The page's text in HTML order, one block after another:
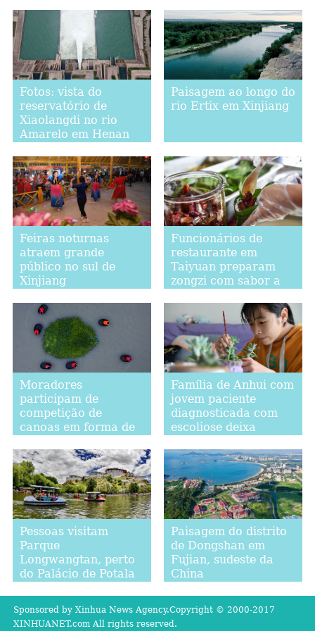
em Beijing
Fotos: vista do
reservatório de
Xiaolangdi no rio
Amarelo em Henan
Paisagem ao longo do
rio Ertix em Xinjiang
Feiras noturnas
atraem grande
público no sul de
Xinjiang
Funcionários de
restaurante em
Taiyuan preparam
zongzi com sabor a
Moradores
participam de
competição de
canoas em forma de
Família de Anhui com
jovem paciente
diagnosticada com
escoliose deixa
Pessoas visitam
Parque
Longwangtan, perto
do Palácio de Potala
Paisagem do distrito
de Dongshan em
Fujian, sudeste da
China
Sponsored by Xinhua News Agency.Copyright © 2000-2017
XINHUANET.com All rights reserved.